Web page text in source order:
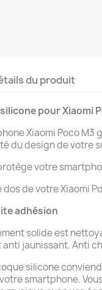
du produit
pour Xiaomi
Xiaomi Poco
du design de votre
votre
de votre Xiaomi
adhésion
solide est
jaunissant. Anti
silicone
smartphone.